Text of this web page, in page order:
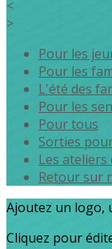
<
>
Pour les
Pour les
L'été des
Pour les
Pour tous
Sorties
Les
Retour sur
Ajoutez un logo,
Cliquez pour